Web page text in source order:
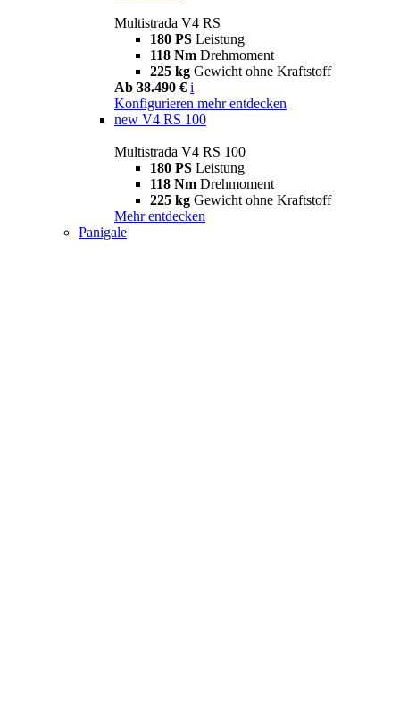
Multistrada V4 RS
180 PS Leistung
118 Nm Drehmoment
225 kg Gewicht ohne Kraftstoff
Ab 38.490 € i
Konfigurieren mehr entdecken
new V4 RS 100
Multistrada V4 RS 100
180 PS Leistung
118 Nm Drehmoment
225 kg Gewicht ohne Kraftstoff
Mehr entdecken
Panigale